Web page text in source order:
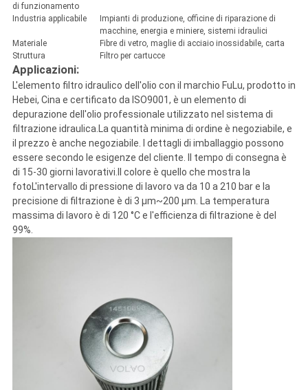
di funzionamento
Industria applicabile
Impianti di produzione, officine di riparazione di
macchine, energia e miniere, sistemi idraulici
Materiale
Fibre di vetro, maglie di acciaio inossidabile, carta
Struttura
Filtro per cartucce
Applicazioni:
L'elemento filtro idraulico dell'olio con il marchio FuLu, prodotto in
Hebei, Cina e certificato da ISO9001, è un elemento di
depurazione dell'olio professionale utilizzato nel sistema di
filtrazione idraulica.La quantità minima di ordine è negoziabile, e
il prezzo è anche negoziabile. I dettagli di imballaggio possono
essere secondo le esigenze del cliente. Il tempo di consegna è
di 15-30 giorni lavorativi.Il colore è quello che mostra la
fotoL'intervallo di pressione di lavoro va da 10 a 210 bar e la
precisione di filtrazione è di 3 μm~200 μm. La temperatura
massima di lavoro è di 120 °C e l'efficienza di filtrazione è del
99%.